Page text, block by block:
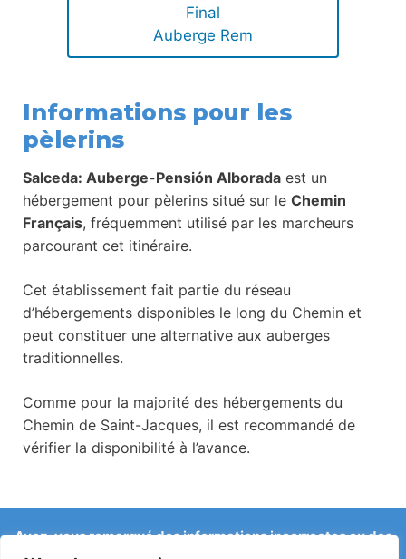
Final
Auberge Rem
Informations pour les
pèlerins
Salceda: Auberge-Pensión Alborada est un
hébergement pour pèlerins situé sur le Chemin
Français, fréquemment utilisé par les marcheurs
parcourant cet itinéraire.
Cet établissement fait partie du réseau
d’hébergements disponibles le long du Chemin et
peut constituer une alternative aux auberges
traditionnelles.
Comme pour la majorité des hébergements du
Chemin de Saint-Jacques, il est recommandé de
vérifier la disponibilité à l’avance.
Avez-vous remarqué des informations incorrectes ou des